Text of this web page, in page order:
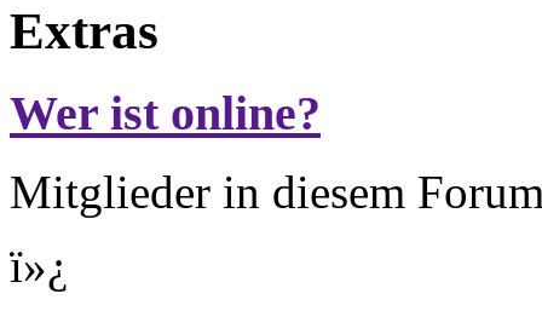
Extras
Wer ist online?
Mitglieder in diesem
ï»¿